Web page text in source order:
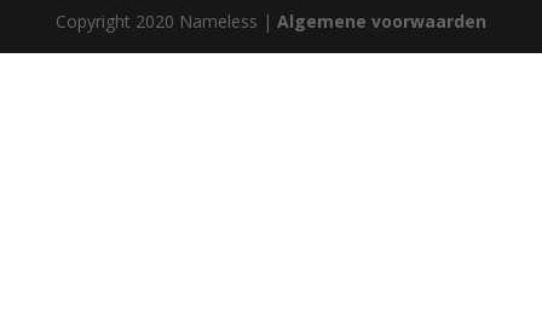
Copyright 2020 Nameless | Algemene voorwaarden